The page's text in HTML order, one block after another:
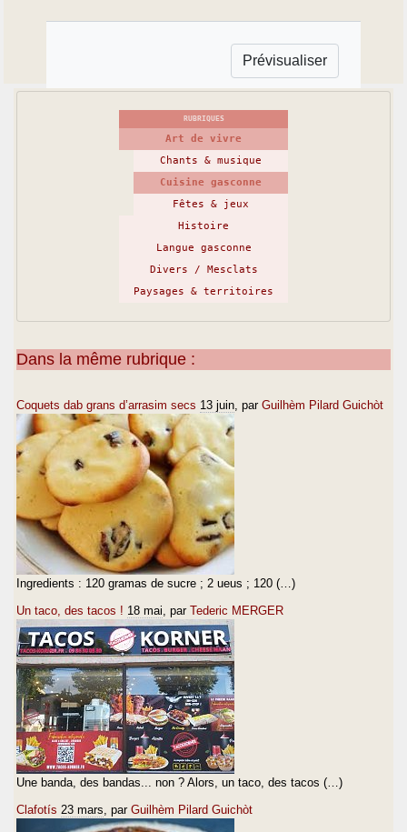
RUBRIQUES
Art de vivre
Chants & musique
Cuisine gasconne
Fêtes & jeux
Histoire
Langue gasconne
Divers / Mesclats
Paysages & territoires
Dans la même rubrique :
Coquets dab grans d’arrasim secs 13 juin , par Guilhèm Pilard Guichòt
Ingredients : 120 gramas de sucre ; 2 ueus ; 120 (…)
Un taco, des tacos ! 18 mai , par Tederic MERGER
Une banda, des bandas... non ? Alors, un taco, des tacos (…)
Clafotís 23 mars , par Guilhèm Pilard Guichòt